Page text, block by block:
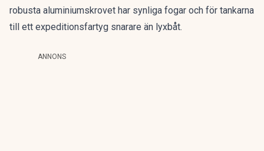
robusta aluminiumskrovet har synliga fogar och för tankarna
till ett expeditionsfartyg snarare än lyxbåt.
ANNONS